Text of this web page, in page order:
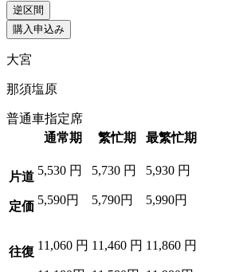
逆区間
購入申込み
大宮
那須塩原
普通車指定席
通常期
繁忙期 最繁忙期
片道
定価
5,530 円
5,590円
5,730 円
5,790円
5,930 円
5,990円
往復 11,060 円 11,460 円 11,860 円